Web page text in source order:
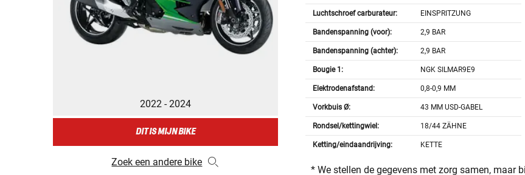
2022 - 2024
DIT IS MIJN BIKE
Zoek een andere bike
Luchtschroef carburateur: EINSPRITZUNG
Bandenspanning (voor): 2,9 BAR
Bandenspanning (achter): 2,9 BAR
Bougie 1: NGK SILMAR9E9
Elektrodenafstand: 0,8-0,9 MM
Vorkbuis Ø: 43 MM USD-GABEL
Rondsel/kettingwiel: 18/44 ZÄHNE
Ketting/eindaandrijving: KETTE
* We stellen de gegevens met zorg samen, maar